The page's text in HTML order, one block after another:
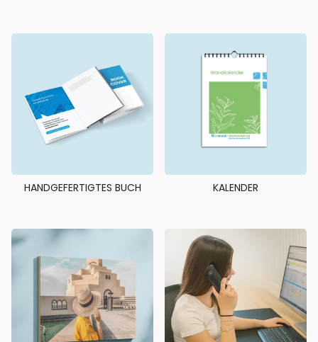
HANDGEFERTIGTES BUCH KALENDER